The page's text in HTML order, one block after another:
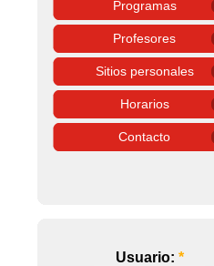
Programas
Profesores
Sitios personales
Horarios
Contacto
Usuario: *